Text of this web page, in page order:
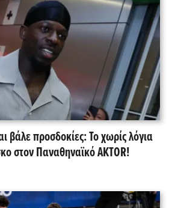
βάλε προσδοκίες: Το χωρίς λόγια
στον Παναθηναϊκό AKTOR!